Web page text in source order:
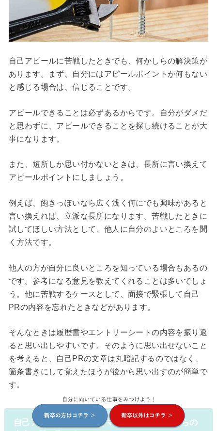
自己アピールに苦戦したときでも、何かしらの解決策が
あります。まず、自分にはアピールポイントが何もない
と感じる場合は、信じることです。
アピールできることは必ずあるからです。自分がダメだ
と思わずに、アピールできることを探し続けることが大
事になります。
また、短所しか思い付かないときは、長所に言い換えて
アピールポイントにしましょう。
例えば、飽きっぽいなら広く浅く何にでも興味があると
言い換えれば、立派な長所になります。苦戦したときに
試してほしい方法として、他人に自分のよいところを聞
く方法です。
他人の方が自分に良いところを知っている場合もあるの
です。参考になる意見を教えてくれることは多いでしょ
う。他に苦戦するケースとして、面接で緊張して自己
PRの内容を忘れたときなどがあります。
そんなときは履歴書やエントリーシートの内容を振り返
ると思い出しやすいです。そのように思い出せないこと
を考えると、自己PRの文章は丸暗記するのではなく、
箇条書きにして覚えたほうが後から思い出すのが簡単で
す。
自己アピールの書き方をマスターして企業からの